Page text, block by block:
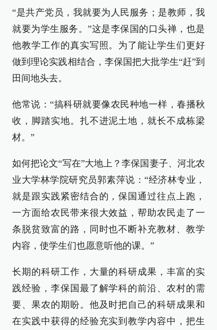
“是共产党员，我就要为人民服务；是教师，我
就要为学生服务。”这是李保国的口头禅，也是
他教学工作的真实写照。为了能让学生们更好
做到理论实践相结合，李保国把大批学生“赶”到
田间地头去。
他常说：“搞科研就要像农民种地一样，春播秋
收，脚踏实地。扎不进泥土地，就长不成栋梁
材。”
如何把论文“写在”大地上？李保国妻子、河北农
业大学林学院研究员郭素萍说：“经济林专业，
就是跟实践紧密结合的，保国通过往点上跑，
一方面给农民带来很大效益，帮助农民走了一
条脱贫致富的路，同时也不断补充教材、教学
内容，使学生们也愿意听他的课。”
长期的科研工作，大量的科研成果，丰富的实
践经验，李保国最了解学科的前沿、农村的需
要、果农的期盼。他及时把自己的科研成果和
在实践中获得的经验充实到教学内容中，把生